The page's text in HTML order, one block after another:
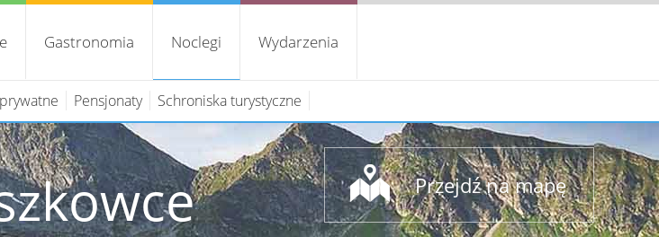
Gastronomia Noclegi
Pensjonaty Schroniska turystyczne
Wydarzenia
Przejdź na mapę